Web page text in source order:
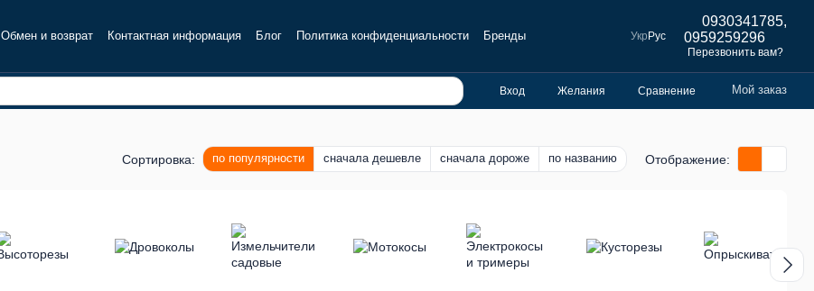
Обмен и возврат Контактная информация Блог Политика конфиденциальности
Бренды
Укр Рус
0930341785,
0959259296
Перезвонить вам?
Вход Желания Сравнение Мой заказ
Сортировка: по популярности сначала дешевле сначала дороже по названию Отображение: